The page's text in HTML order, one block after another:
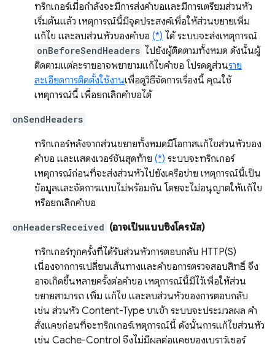
ทริกเกอร์เมื่อกำลังจะมีการส่งคำขอและมีการเตรียมส่วนหัว
เริ่มต้นแล้ว เหตุการณ์นี้มีจุดประสงค์เพื่อให้ส่วนขยายเพิ่ม
แก้ไข และลบส่วนหัวของคำขอ (*) ได้ ระบบจะส่งเหตุการณ์
onBeforeSendHeaders ไปยังผู้ติดตามทั้งหมด ดังนั้นผู้
ติดตามแต่ละรายอาจพยายามแก้ไขคำขอ โปรดดูส่วนราย
ละเอียดการติดตั้งใช้งานเพื่อดูวิธีจัดการเรื่องนี้ คุณใช้
เหตุการณ์นี้ เพื่อยกเลิกคำขอได้
onSendHeaders
ทริกเกอร์หลังจากส่วนขยายทั้งหมดมีโอกาสแก้ไขส่วนหัวของ
คำขอ และแสดงเวอร์ชันสุดท้าย (*) ระบบจะทริกเกอร์
เหตุการณ์ก่อนที่จะส่งส่วนหัวไปยังเครือข่าย เหตุการณ์นี้เป็น
ข้อมูลและจัดการแบบไม่พร้อมกัน โดยจะไม่อนุญาตให้แก้ไข
หรือยกเลิกคำขอ
onHeadersReceived (อาจเป็นแบบซิงโครนัส)
ทริกเกอร์ทุกครั้งที่ได้รับส่วนหัวการตอบกลับ HTTP(S)
เนื่องจากการเปลี่ยนเส้นทางและคำขอการตรวจสอบสิทธิ์ จึง
อาจเกิดขึ้นหลายครั้งต่อคำขอ เหตุการณ์นี้มีไว้เพื่อให้ส่วน
ขยายสามารถ เพิ่ม แก้ไข และลบส่วนหัวของการตอบกลับ
เช่น ส่วนหัว Content-Type ขาเข้า ระบบจะประมวลผล คำ
สั่งแคชก่อนที่จะทริกเกอร์เหตุการณ์นี้ ดังนั้นการแก้ไขส่วนหัว
เช่น Cache-Control จึงไม่มีผลต่อแคชของเบราว์เซอร์